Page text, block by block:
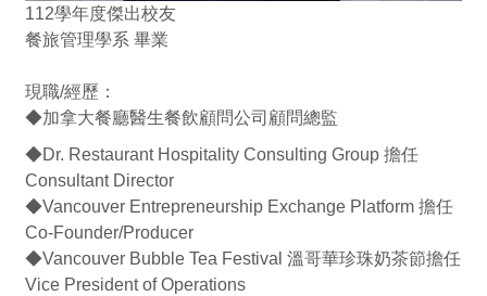
112學年度傑出校友
餐旅管理學系 畢業
現職/經歷：
◆加拿大餐廳醫生餐飲顧問公司顧問總監
◆Dr. Restaurant Hospitality Consulting Group 擔任
Consultant Director
◆Vancouver Entrepreneurship Exchange Platform 擔任
Co-Founder/Producer
◆Vancouver Bubble Tea Festival 溫哥華珍珠奶茶節擔任
Vice President of Operations